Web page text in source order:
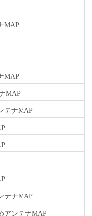
MAP
MAP
MAP
テナMAP
テナMAP
アンテナMAP